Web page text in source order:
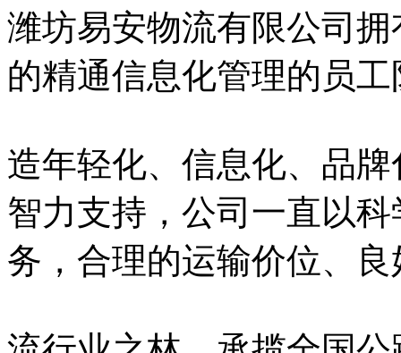
潍坊易安物流有限公司
的精通信息化管理的员
造年轻化、信息化、品
智力支持，公司一直以
务，合理的运输价位、